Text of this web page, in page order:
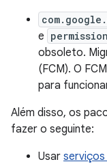
e
obsoleto.
(FCM). O
para
Além disso, os
fazer o seguinte:
Usar serviços